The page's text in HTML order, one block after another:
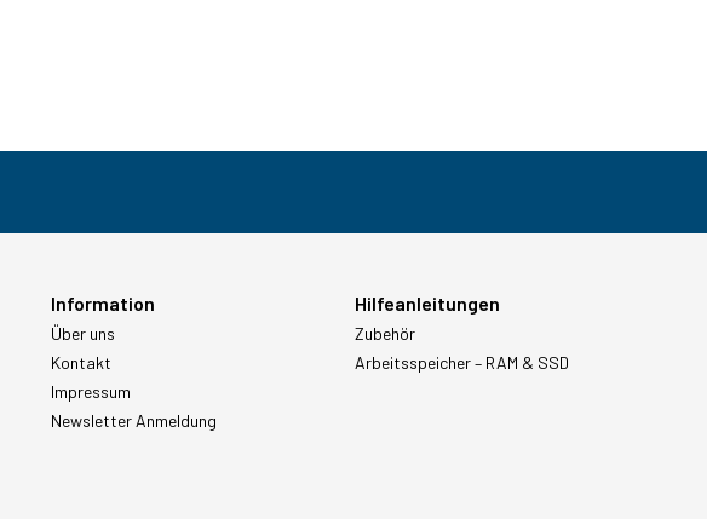
Information
Über uns
Kontakt
Impressum
Newsletter Anmeldung
Hilfeanleitungen
Zubehör
Arbeitsspeicher – RAM & SSD